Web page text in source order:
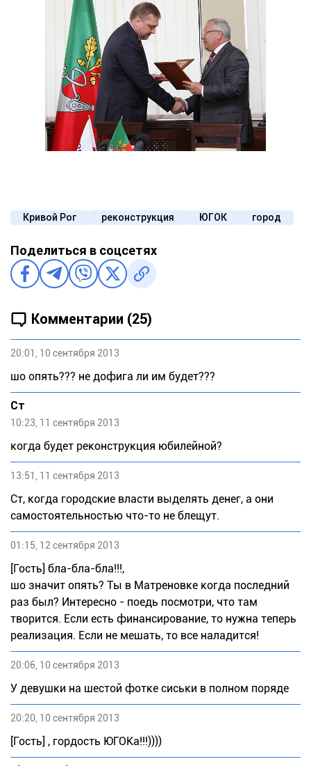
Кривой Рог реконструкция ЮГОК город
Поделиться в соцсетях
Комментарии (25)
20:01, 10 сентября 2013
шо опять??? не дофига ли им будет???
Ст
10:23, 11 сентября 2013
когда будет реконструкция юбилейной?
13:51, 11 сентября 2013
Ст, когда городские власти выделять денег, а они
самостоятельностью что-то не блещут.
01:15, 12 сентября 2013
[Гость] бла-бла-бла!!!,
шо значит опять? Ты в Матреновке когда последний
раз был? Интересно - поедь посмотри, что там
творится. Если есть финансирование, то нужна теперь
реализация. Если не мешать, то все наладится!
20:06, 10 сентября 2013
У девушки на шестой фотке сиськи в полном поряде
20:20, 10 сентября 2013
[Гость] , гордость ЮГОКа!!!))))